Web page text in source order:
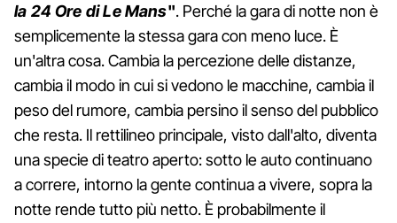
la 24 Ore di Le Mans". Perché la gara di notte non è
semplicemente la stessa gara con meno luce. È
un'altra cosa. Cambia la percezione delle distanze,
cambia il modo in cui si vedono le macchine, cambia il
peso del rumore, cambia persino il senso del pubblico
che resta. Il rettilineo principale, visto dall'alto, diventa
una specie di teatro aperto: sotto le auto continuano
a correre, intorno la gente continua a vivere, sopra la
notte rende tutto più netto. È probabilmente il